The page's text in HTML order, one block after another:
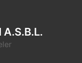
A.S.B.L.